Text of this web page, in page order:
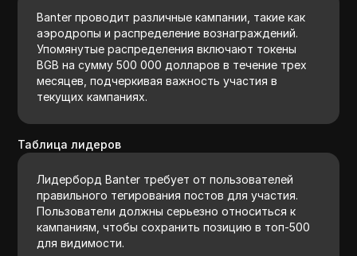
Banter проводит различные кампании, такие как
аэродропы и распределение вознаграждений.
Упомянутые распределения включают токены
BGB на сумму 500 000 долларов в течение трех
месяцев, подчеркивая важность участия в
текущих кампаниях.
Таблица лидеров
Лидерборд Banter требует от пользователей
правильного тегирования постов для участия.
Пользователи должны серьезно относиться к
кампаниям, чтобы сохранить позицию в топ-500
для видимости.